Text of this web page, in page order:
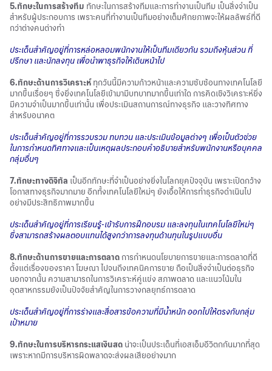
5.ทักษะในการสร้างทีม ทักษะในการสร้างทีมและการทำงานเป็นทีม เป็นสิ่งจำเป็น
สำหรับผู้ประกอบการ เพราะคนที่ทำงานเป็นทีมอย่างเต็มศักยภาพจะให้ผลลัพธ์ที่ดี
กว่าต่างคนต่างทำ
ประเด็นสำคัญอยู่ที่การหล่อหลอมพนักงานให้เป็นทีมเดียวกัน รวมถึงหุ้นส่วน ที่
ปรึกษา และนักลงทุน เพื่อนำพาธุรกิจให้เดินหน้าไป
6.ทักษะด้านการวิเคราะห์ทุกวันนี้มีความก้าวหน้าและความซับซ้อนทางเทคโนโลยี
มากขึ้นเรื่อยๆ ซึ่งยิ่งเทคโนโลยีเข้ามามีบทบาทมากขึ้นเท่าใด การคิดเชิงวิเคราะห์ยิ่ง
มีความจำเป็นมากขึ้นเท่านั้น เพื่อประเมินสถานการณ์ทางธุรกิจ และวางทิศทาง
สำหรับอนาคต
ประเด็นสำคัญอยู่ที่การรวบรวม ทบทวน และประเมินข้อมูลต่างๆ เพื่อเป็นตัวช่วย
ในการกำหนดทิศทางและเป็นเหตุผลประกอบคำอธิบายสำหรับพนักงานหรือบุคคล
กลุ่มอื่นๆ
7.ทักษะทางดิจิทัล เป็นอีกทักษะที่จำเป็นอย่างยิ่งในโลกยุคปัจจุบัน เพราะเปิดกว้าง
โอกาสทางธุรกิจมากมาย อีกทั้งเทคโนโลยีใหม่ๆ ยังเอื้อให้การทำธุรกิจดำเนินไป
อย่างมีประสิทธิภาพมากขึ้น
ประเด็นสำคัญอยู่ที่การเรียนรู้-เข้ารับการฝึกอบรม และลงทุนในเทคโนโลยีใหม่ๆ
ซึ่งสามารถสร้างผลตอบแทนได้สูงกว่าการลงทุนด้านทุนในรูปแบบอื่น
8.ทักษะด้านการขายและการตลาด การกำหนดนโยบายการขายและการตลาดที่ดี
ตั้งแต่เรื่องของราคา โฆษณา ไปจนถึงเทคนิคการขาย ถือเป็นสิ่งจำเป็นต่อธุรกิจ
นอกจากนั้น ความสามารถในการวิเคราะห์คู่แข่ง สภาพตลาด และแนวโน้มใน
อุตสาหกรรมยังเป็นปัจจัยสำคัญในการวางกลยุทธ์การตลาด
ประเด็นสำคัญอยู่ที่การร่างและสื่อสารข้อความที่มีน้ำหนัก ออกไปให้ตรงกับกลุ่ม
เป้าหมาย
9.ทักษะในการบริหารกระแสเงินสด น่าจะเป็นประเด็นที่เอสเอ็มอีวิตกกันมากที่สุด
เพราะหากมีการบริหารผิดพลาดจะส่งผลเสียอย่างมาก